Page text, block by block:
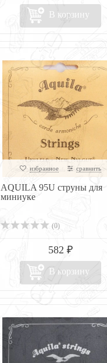
В корзину
избранное сравнить
AQUILA 95U струны для
миниуке
(0)
582 ₽
В корзину